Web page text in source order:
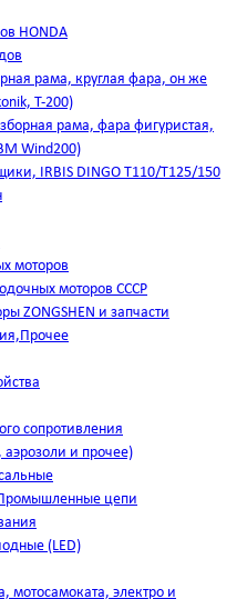
HONDA
рама, круглая фара, он же
T-200)
рама, фара фигуристая,
Wind200)
IRBIS DINGO Т110/Т125/150
моторов
моторов СССР
ZONGSHEN и запчасти
сопротивления
и прочее)
цепи
(LED)
мотосамоката, электро и